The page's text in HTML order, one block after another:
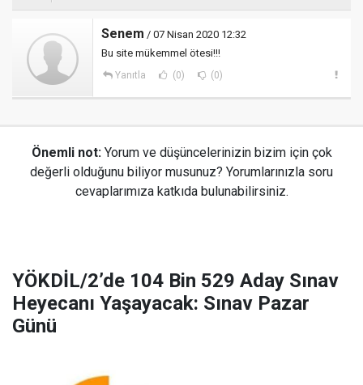
Senem / 07 Nisan 2020 12:32
Bu site mükemmel ötesi!!!
Yanıtla (0) (0)
Önemli not: Yorum ve düşüncelerinizin bizim için çok
değerli olduğunu biliyor musunuz? Yorumlarınızla soru
cevaplarımıza katkıda bulunabilirsiniz.
YÖKDİL/2’de 104 Bin 529 Aday Sınav
Heyecanı Yaşayacak: Sınav Pazar
Günü